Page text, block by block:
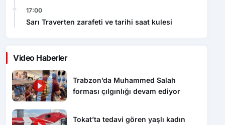
17:00
Sarı Traverten zarafeti ve tarihi saat kulesi
Video Haberler
Trabzon’da Muhammed Salah
forması çılgınlığı devam ediyor
Tokat’ta tedavi gören yaşlı kadın